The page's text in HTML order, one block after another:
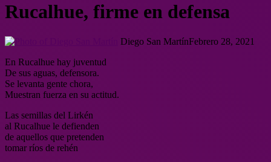
Rucalhue, firme en defensa
Diego San MartínFebrero 28, 2021
En Rucalhue hay juventud
De sus aguas, defensora.
Se levanta gente chora,
Muestran fuerza en su actitud.
Las semillas del Lirkén
al Rucalhue le defienden
de aquellos que pretenden
tomar ríos de rehén